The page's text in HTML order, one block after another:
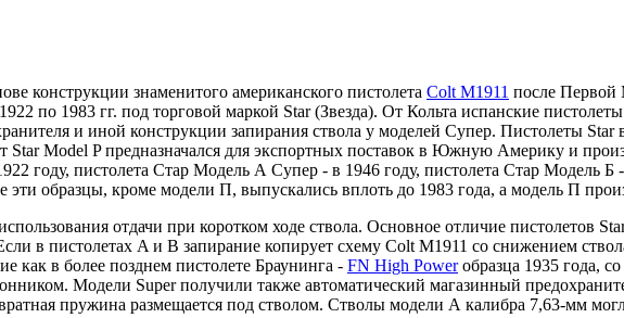
конструкции знаменитого американского пистолета Colt M1911 после
по 1983 гг. под торговой маркой Star (Звезда). От Кольта испанские
и иной конструкции запирания ствола у моделей Супер. Пистолеты
Model P предназначался для экспортных поставок в Южную Америку и
году, пистолета Стар Модель А Супер - в 1946 году, пистолета Стар Модель Б -
образцы, кроме модели П, выпускались вплоть до 1983 года, а модель П
отдачи при коротком ходе ствола. Основное отличие пистолетов
в пистолетах A и B запирание копирует схему Colt M1911 со снижением
как в более позднем пистолете Браунинга - FN High Powerобразца 1935 года,
Модели Super получили также автоматический магазинный
пружина размещается под стволом. Стволы модели А калибра 7,63-мм